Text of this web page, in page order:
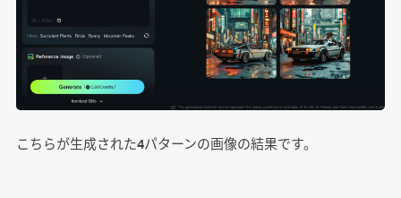
こちらが生成された4パターンの画像の結果です。